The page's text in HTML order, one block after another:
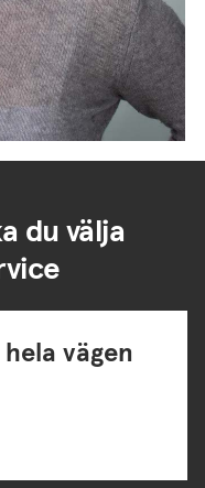
du välja
vägen